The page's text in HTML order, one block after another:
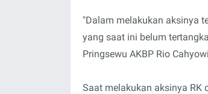
"Dalam melakukan aksinya
yang saat ini belum
Pringsewu AKBP Rio
Saat melakukan aksinya RK